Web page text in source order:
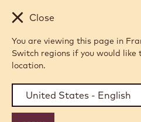
Skip to main content
Close
You are viewing this page in
Switch regions if you would like
location.